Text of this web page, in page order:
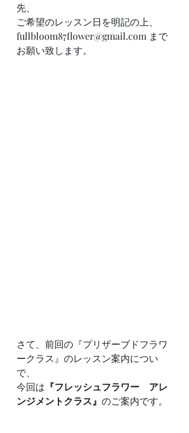
先、
ご希望のレッスン日を明記の上、
fullbloom87flower@gmail.com まで
お願い致します。
さて、前回の『プリザーブドフラワ
ークラス』のレッスン案内につい
で、
今回は 『フレッシュフラワー　アレ
ンジメントクラス』 のご案内です。